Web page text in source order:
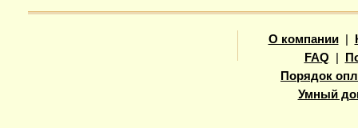
О компании|
FAQ
Порядок
Умный